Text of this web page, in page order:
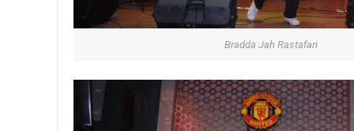
Bradda Jah Rastafari